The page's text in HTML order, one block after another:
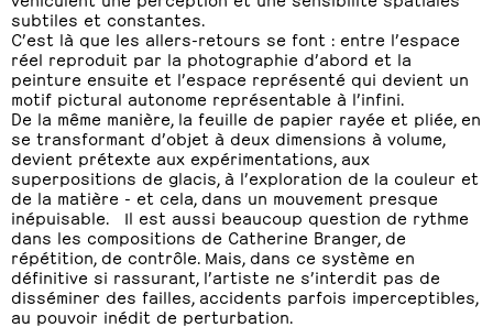
subtiles et constantes.
C’est là que les allers-retours se font : entre l’espace
réel reproduit par la photographie d’abord et la
peinture ensuite et l’espace représenté qui devient un
motif pictural autonome représentable à l’infini.
De la même manière, la feuille de papier rayée et pliée, en
se transformant d’objet à deux dimensions à volume,
devient prétexte aux expérimentations, aux
superpositions de glacis, à l’exploration de la couleur et
de la matière - et cela, dans un mouvement presque
inépuisable. Il est aussi beaucoup question de rythme
dans les compositions de Catherine Branger, de
répétition, de contrôle. Mais, dans ce système en
définitive si rassurant, l’artiste ne s’interdit pas de
disséminer des failles, accidents parfois imperceptibles,
au pouvoir inédit de perturbation.